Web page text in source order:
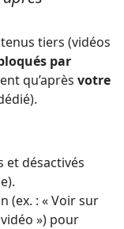
tiers (vidéos
par
qu’après votre
et désactivés
(ex. : « Voir sur
») pour